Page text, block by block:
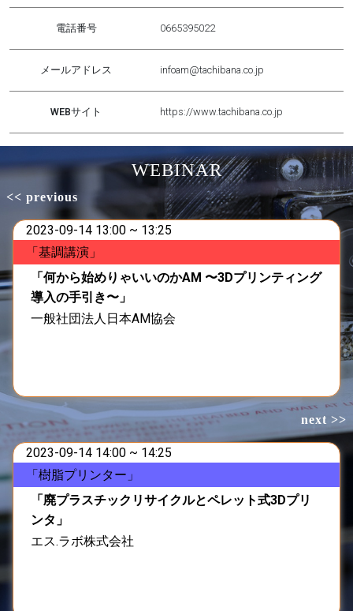
電話番号 0665395022
メールアドレス infoam@tachibana.co.jp
WEBサイト https://www.tachibana.co.jp
WEBINAR
<< previous
2023-09-14 13:00 ~ 13:25
「基調講演」
「何から始めりゃいいのかAM 〜3Dプリンティング
導入の手引き〜」
一般社団法人日本AM協会
next >>
2023-09-14 14:00 ~ 14:25
「樹脂プリンター」
「廃プラスチックリサイクルとペレット式3Dプリ
ンタ」
エス.ラボ株式会社